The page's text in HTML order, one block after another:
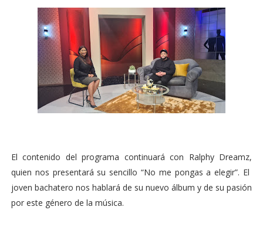
El contenido del programa continuará con Ralphy Dreamz,
quien nos presentará su sencillo “No me pongas a elegir”. El
joven bachatero nos hablará de su nuevo álbum y de su pasión
por este género de la música.